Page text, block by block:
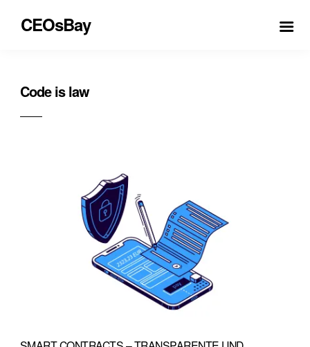
CEOsBay
Code is law